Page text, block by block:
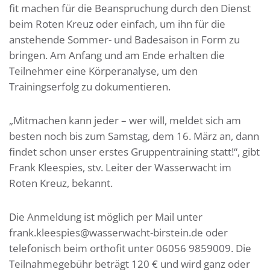
fit machen für die Beanspruchung durch den Dienst
beim Roten Kreuz oder einfach, um ihn für die
anstehende Sommer- und Badesaison in Form zu
bringen. Am Anfang und am Ende erhalten die
Teilnehmer eine Körperanalyse, um den
Trainingserfolg zu dokumentieren.
„Mitmachen kann jeder – wer will, meldet sich am
besten noch bis zum Samstag, dem 16. März an, dann
findet schon unser erstes Gruppentraining statt!“, gibt
Frank Kleespies, stv. Leiter der Wasserwacht im
Roten Kreuz, bekannt.
Die Anmeldung ist möglich per Mail unter
frank.kleespies@wasserwacht-birstein.de oder
telefonisch beim orthofit unter 06056 9859009. Die
Teilnahmegebühr beträgt 120 € und wird ganz oder